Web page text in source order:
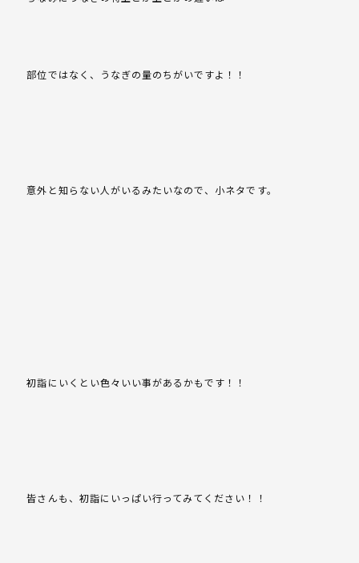
部位ではなく、うなぎの量のちがいですよ！！
意外と知らない人がいるみたいなので、小ネタです。
初詣にいくとい色々いい事があるかもです！！
皆さんも、初詣にいっぱい行ってみてください！！